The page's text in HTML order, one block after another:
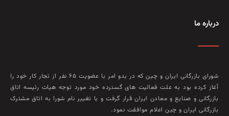
درباره ما
شورای بازرگانی ایران و چین که در بدو امر با عضويت ۶۵ نفر از تجار کار خود را
آغاز کرده بود به علت فعاليت‌ های گسترده خود مورد توجه هيات رئيسه اتاق
بازرگانی و صنايع و معادن ايران قرار گرفت و با تغيير نام شورا به اتاق مشترک
بازرگانی ايران و چين اعلام موافقت نمود.